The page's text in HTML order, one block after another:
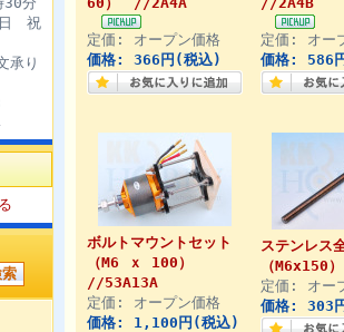
日 祝
承り
定価: オープン価格
価格: 366円(税込)
定価: オー
価格: 586
ボルトマウントセット
（M6 ｘ 100）
//53A13A
定価: オープン価格
価格: 1,100円(税込)
ステンレス
（
定価: オー
価格: 303